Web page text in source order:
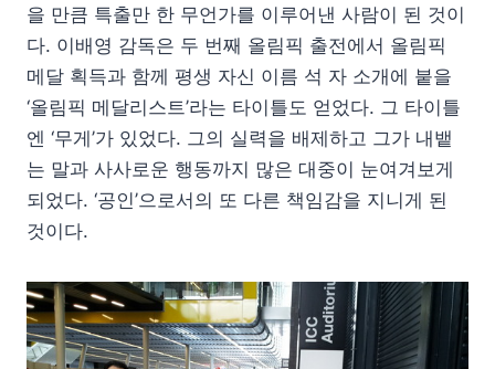
을 만큼 특출만 한 무언가를 이루어낸 사람이 된 것이
다. 이배영 감독은 두 번째 올림픽 출전에서 올림픽
메달 획득과 함께 평생 자신 이름 석 자 소개에 붙을
‘올림픽 메달리스트’라는 타이틀도 얻었다. 그 타이틀
엔 ‘무게’가 있었다. 그의 실력을 배제하고 그가 내뱉
는 말과 사사로운 행동까지 많은 대중이 눈여겨보게
되었다. ‘공인’으로서의 또 다른 책임감을 지니게 된
것이다.